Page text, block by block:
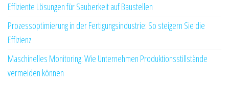
Effiziente Lösungen für Sauberkeit auf Baustellen
Prozessoptimierung in der Fertigungsindustrie: So steigern Sie die
Effizienz
Maschinelles Monitoring: Wie Unternehmen Produktionsstillstände
vermeiden können